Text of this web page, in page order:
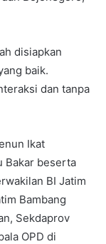
disiapkan
baik.
dan tanpa
Ikat
Bakar beserta
BI Jatim
Bambang
Sekdaprov
OPD di